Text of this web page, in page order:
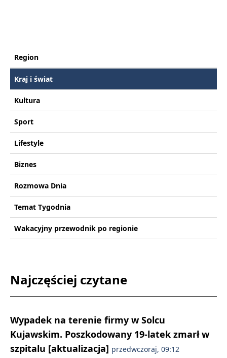
Region
Kraj i świat
Kultura
Sport
Lifestyle
Biznes
Rozmowa Dnia
Temat Tygodnia
Wakacyjny przewodnik po regionie
Najczęściej czytane
Wypadek na terenie firmy w Solcu
Kujawskim. Poszkodowany 19-latek zmarł w
szpitalu [aktualizacja] przedwczoraj, 09:12